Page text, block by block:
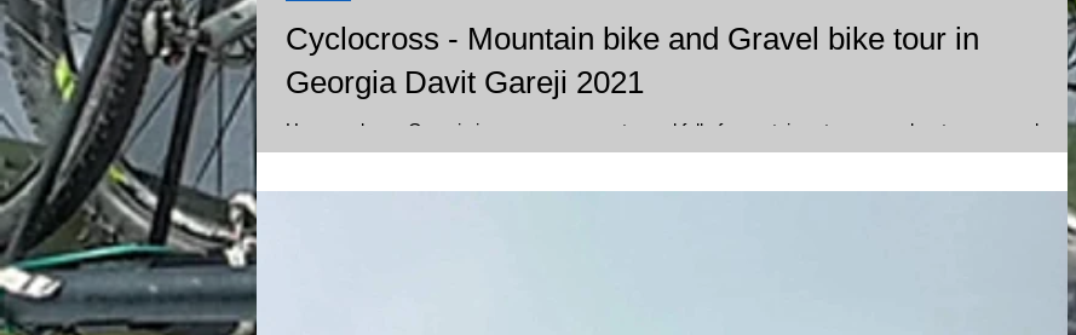
Cyclocross - Mountain bike and Gravel bike tour in
Georgia Davit Gareji 2021
How you know Georgia is very green country and full of mountains streams and waters everywhere,
but we have also region where is flat,...